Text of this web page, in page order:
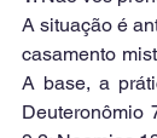
A situação é
casamento
A base, a
Deuteronômio